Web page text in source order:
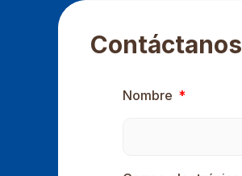
Contáctanos
Nombre